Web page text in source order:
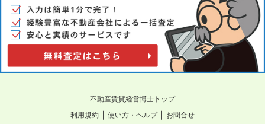
不動産賃貸経営博士トップ
利用規約 ｜ 使い方・ヘルプ｜ お問合せ